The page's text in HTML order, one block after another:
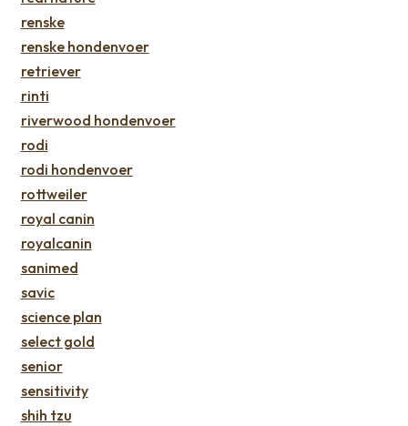
renske
renske hondenvoer
retriever
rinti
riverwood hondenvoer
rodi
rodi hondenvoer
rottweiler
royal canin
royalcanin
sanimed
savic
science plan
select gold
senior
sensitivity
shih tzu